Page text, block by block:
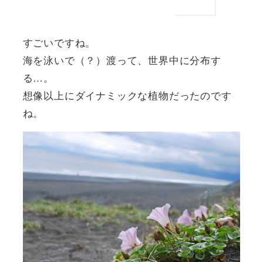
すごいですね。
海を泳いで（？）渡って、世界中に分布す
る…。
想像以上にダイナミックな植物だったのです
ね。